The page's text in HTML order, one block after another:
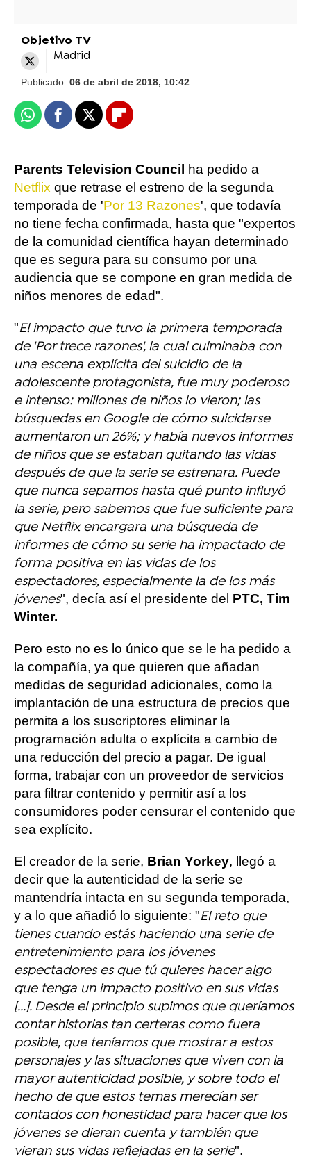
Objetivo TV
Madrid
Publicado: 06 de abril de 2018, 10:42
WhatsappFacebook
X Flipboard
Parents Television Council
ha pedido a
Netflix que retrase el estreno de la segunda
temporada de 'Por 13 Razones', que todavía
no tiene fecha confirmada, hasta que "expertos
de la comunidad científica hayan determinado
que es segura para su consumo por una
audiencia que se compone en gran medida de
niños menores de edad".
"El impacto que tuvo la primera temporada
de 'Por trece razones', la cual culminaba con
una escena explícita del suicidio de la
adolescente protagonista, fue muy poderoso
e intenso: millones de niños lo vieron; las
búsquedas en Google de cómo suicidarse
aumentaron un 26%; y había nuevos informes
de niños que se estaban quitando las vidas
después de que la serie se estrenara. Puede
que nunca sepamos hasta qué punto influyó
la serie, pero sabemos que fue suficiente para
que Netflix encargara una búsqueda de
informes de cómo su serie ha impactado de
forma positiva en las vidas de los
espectadores, especialmente la de los más
jóvenes", decía así el presidente del PTC, Tim
Winter.
Pero esto no es lo único que se le ha pedido a
la compañía, ya que quieren que añadan
medidas de seguridad adicionales, como la
implantación de una estructura de precios que
permita a los suscriptores eliminar la
programación adulta o explícita a cambio de
una reducción del precio a pagar. De igual
forma, trabajar con un proveedor de servicios
para filtrar contenido y permitir así a los
consumidores poder censurar el contenido que
sea explícito.
El creador de la serie, Brian Yorkey, llegó a
decir que la autenticidad de la serie se
mantendría intacta en su segunda temporada,
y a lo que añadió lo siguiente: "El reto que
tienes cuando estás haciendo una serie de
entretenimiento para los jóvenes
espectadores es que tú quieres hacer algo
que tenga un impacto positivo en sus vidas
[...]. Desde el principio supimos que queríamos
contar historias tan certeras como fuera
posible, que teníamos que mostrar a estos
personajes y las situaciones que viven con la
mayor autenticidad posible, y sobre todo el
hecho de que estos temas merecían ser
contados con honestidad para hacer que los
jóvenes se dieran cuenta y también que
vieran sus vidas reflejadas en la serie".